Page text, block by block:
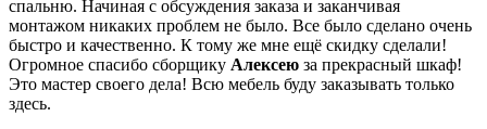
спальню. Начиная с обсуждения заказа и заканчивая
монтажом никаких проблем не было. Все было сделано очень
быстро и качественно. К тому же мне ещё скидку сделали!
Огромное спасибо сборщику Алексею за прекрасный шкаф!
Это мастер своего дела! Всю мебель буду заказывать только
здесь.